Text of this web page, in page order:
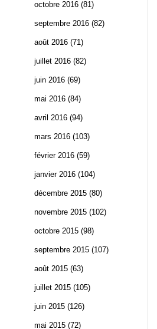
octobre 2016 (81)
septembre 2016 (82)
août 2016 (71)
juillet 2016 (82)
juin 2016 (69)
mai 2016 (84)
avril 2016 (94)
mars 2016 (103)
février 2016 (59)
janvier 2016 (104)
décembre 2015 (80)
novembre 2015 (102)
octobre 2015 (98)
septembre 2015 (107)
août 2015 (63)
juillet 2015 (105)
juin 2015 (126)
mai 2015 (72)